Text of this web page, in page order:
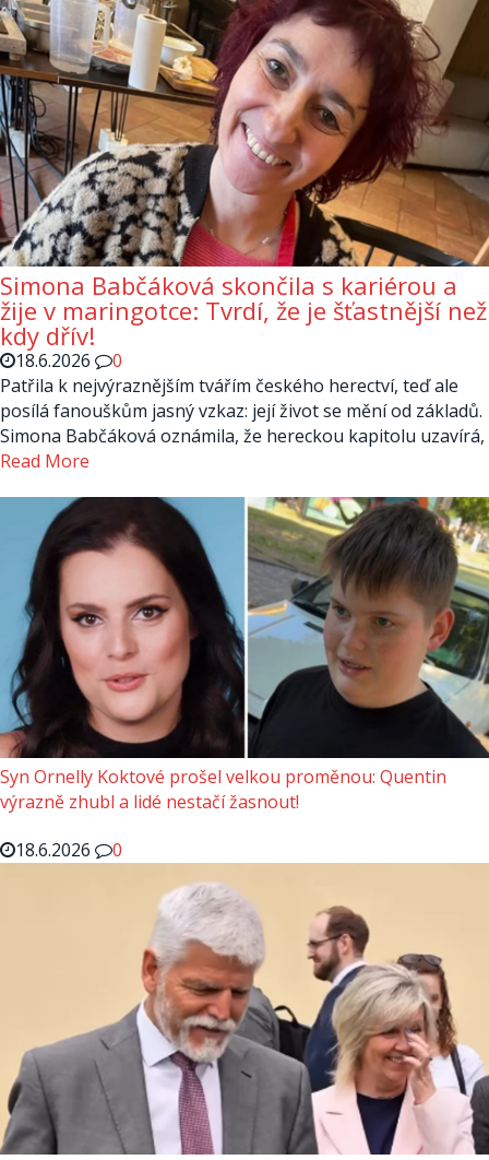
Simona Babčáková skončila s kariérou a
žije v maringotce: Tvrdí, že je šťastnější než
kdy dřív!
18.6.2026
0
Patřila k nejvýraznějším tvářím českého herectví, teď ale
posílá fanouškům jasný vzkaz: její život se mění od základů.
Simona Babčáková oznámila, že hereckou kapitolu uzavírá,
Read More
Syn Ornelly Koktové prošel velkou proměnou: Quentin
výrazně zhubl a lidé nestačí žasnout!
18.6.2026
0